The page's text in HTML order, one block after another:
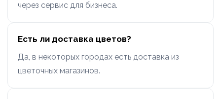
через сервис для бизнеса.
Есть ли доставка цветов?
Да, в некоторых городах есть доставка из
цветочных магазинов.